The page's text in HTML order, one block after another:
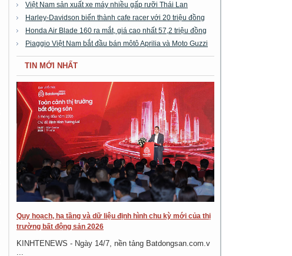
Việt Nam sản xuất xe máy nhiều gấp rưỡi Thái Lan
Harley-Davidson biến thành cafe racer với 20 triệu đồng
Honda Air Blade 160 ra mắt, giá cao nhất 57,2 triệu đồng
Piaggio Việt Nam bắt đầu bán môtô Aprilia và Moto Guzzi
TIN MỚI NHẤT
Quy hoạch, hạ tầng và dữ liệu định hình chu kỳ mới của thị
trường bất động sản 2026
KINHTENEWS - Ngày 14/7, nền tảng Batdongsan.com.v